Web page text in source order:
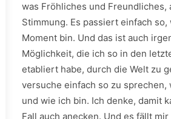
was Fröhliches und Freundliches,
Stimmung. Es passiert einfach so,
Moment bin. Und das ist auch
Möglichkeit, die ich so in den
etabliert habe, durch die Welt zu
versuche einfach so zu sprechen,
und wie ich bin. Ich denke, damit
Fall auch anecken. Und es fällt